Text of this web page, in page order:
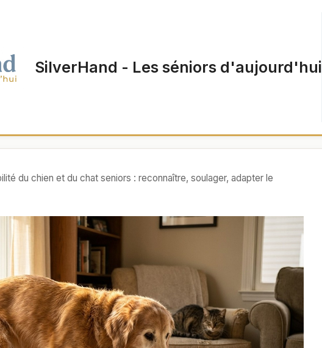
SilverHand - Les séniors d'aujourd'hui
du chien et du chat seniors : reconnaître, soulager, adapter le